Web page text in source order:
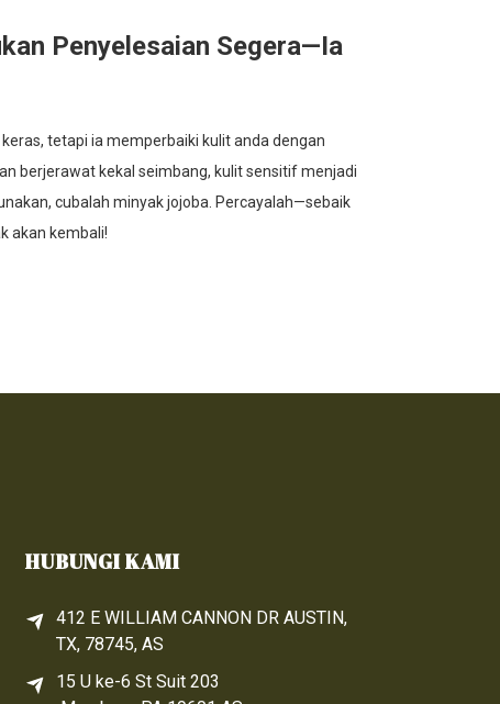
Penyelesaian Segera—Ia
tetapi ia memperbaiki kulit anda dengan
berjerawat kekal seimbang, kulit sensitif menjadi
cubalah minyak jojoba. Percayalah—sebaik
akan kembali!
HUBUNGI KAMI
412 E WILLIAM CANNON DR AUSTIN,
TX, 78745, AS
15 U ke-6 St Suit 203